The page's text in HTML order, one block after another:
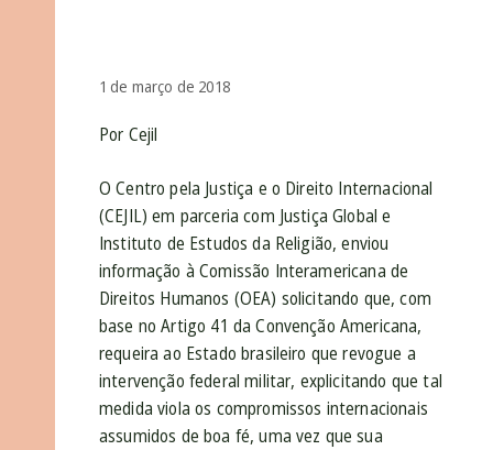
1 de março de 2018
Por Cejil
O Centro pela Justiça e o Direito Internacional
(CEJIL) em parceria com Justiça Global e
Instituto de Estudos da Religião, enviou
informação à Comissão Interamericana de
Direitos Humanos (OEA) solicitando que, com
base no Artigo 41 da Convenção Americana,
requeira ao Estado brasileiro que revogue a
intervenção federal militar, explicitando que tal
medida viola os compromissos internacionais
assumidos de boa fé, uma vez que sua